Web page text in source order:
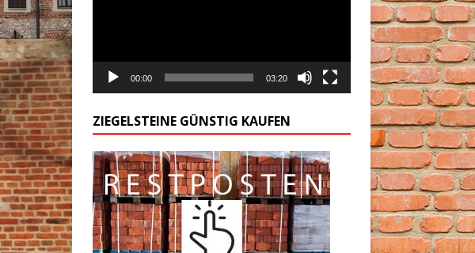
00:00 03:20
ZIEGELSTEINE GÜNSTIG KAUFEN